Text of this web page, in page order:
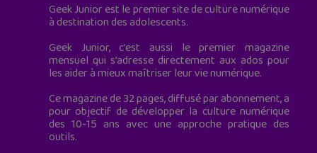
Geek Junior est le premier site de culture numérique
à destination des adolescents.
Geek Junior, c’est aussi le premier magazine
mensuel qui s’adresse directement aux ados pour
les aider à mieux maîtriser leur vie numérique.
Ce magazine de 32 pages, diffusé par abonnement, a
pour objectif de développer la culture numérique
des 10-15 ans avec une approche pratique des
outils.